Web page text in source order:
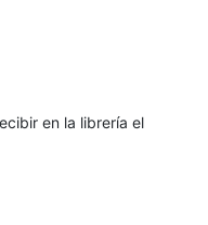
en la librería el